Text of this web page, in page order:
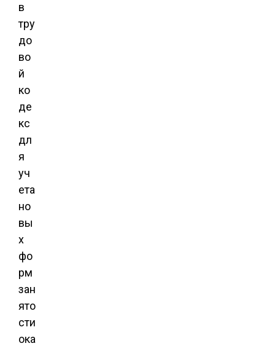
в
тру
до
во
й
ко
де
кс
дл
я
уч
ета
но
вы
х
фо
рм
зан
ято
сти
ока